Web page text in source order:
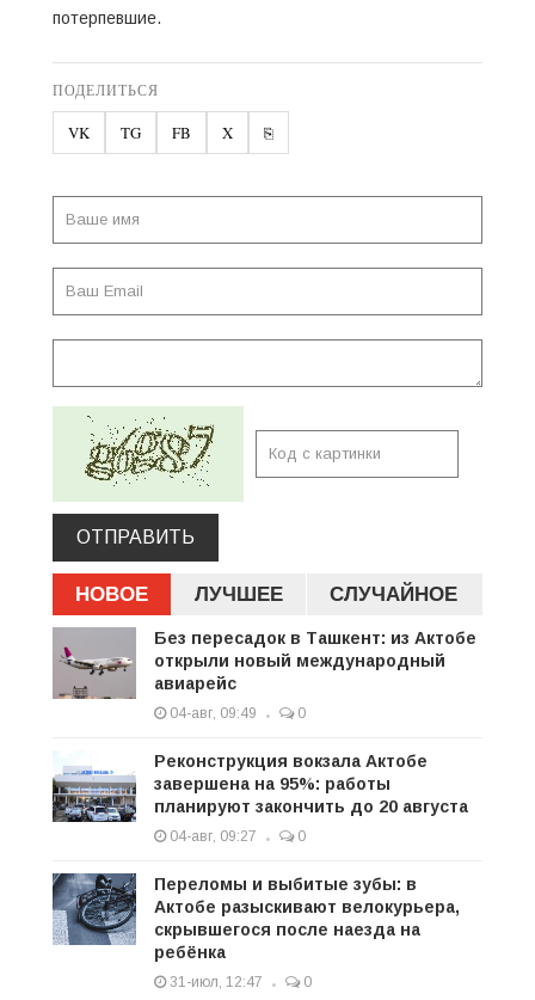
потерпевшие.
ПОДЕЛИТЬСЯ
VK TG FB X ⎘
ОТПРАВИТЬ
НОВОЕ ЛУЧШЕЕ СЛУЧАЙНОЕ
Без пересадок в Ташкент: из Актобе
открыли новый международный
авиарейс
04-авг, 09:49 0
Реконструкция вокзала Актобе
завершена на 95%: работы
планируют закончить до 20 августа
04-авг, 09:27 0
Переломы и выбитые зубы: в
Актобе разыскивают велокурьера,
скрывшегося после наезда на
ребёнка
31-июл, 12:47 0